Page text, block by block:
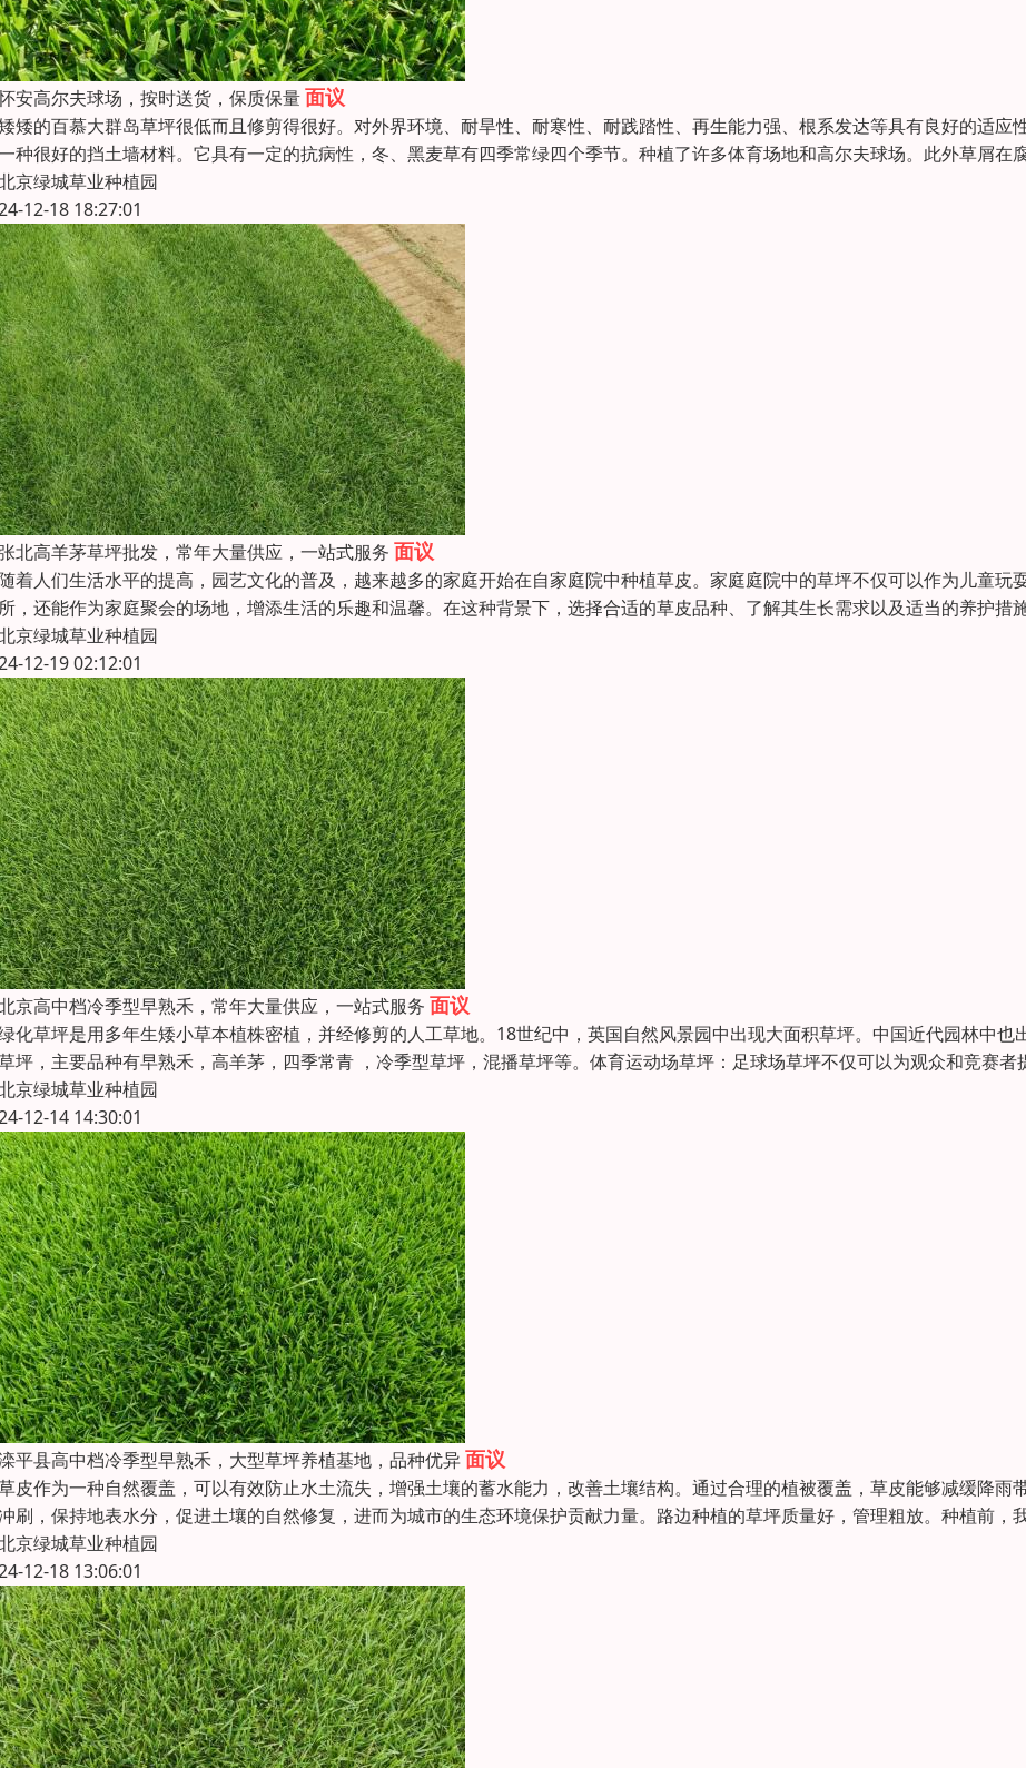
安高尔夫球场，按时送货，保质保量面议
矮的百慕大群岛草坪很低而且修剪得很好。对外界环境、耐旱性、耐寒性、耐践踏性、再生能力强、根系发达等具有良好的适应
种很好的挡土墙材料。它具有一定的抗病性，冬、黑麦草有四季常绿四个季节。种植了许多体育场地和高尔夫球场。此外草屑在
京绿城草业种植园
12-18 18:27:01
北高羊茅草坪批发，常年大量供应，一站式服务 面议
着人们生活水平的提高，园艺文化的普及，越来越多的家庭开始在自家庭院中种植草皮。家庭庭院中的草坪不仅可以作为儿童玩
所，还能作为家庭聚会的场地，增添生活的乐趣和温馨。在这种背景下，选择合适的草皮品种、了解其生长需求以及适当的养护措
京绿城草业种植园
12-19 02:12:01
京高中档冷季型早熟禾，常年大量供应，一站式服务 面议
化草坪是用多年生矮小草本植株密植，并经修剪的人工草地。18世纪中，英国自然风景园中出现大面积草坪。中国近代园林中也
坪，主要品种有早熟禾，高羊茅，四季常青 ，冷季型草坪，混播草坪等。体育运动场草坪：足球场草坪不仅可以为观众和竞赛者
京绿城草业种植园
12-14 14:30:01
平县高中档冷季型早熟禾，大型草坪养植基地，品种优异面议
皮作为一种自然覆盖，可以有效防止水土流失，增强土壤的蓄水能力，改善土壤结构。通过合理的植被覆盖，草皮能够减缓降雨
刷，保持地表水分，促进土壤的自然修复，进而为城市的生态环境保护贡献力量。路边种植的草坪质量好，管理粗放。种植前，
京绿城草业种植园
12-18 13:06:01